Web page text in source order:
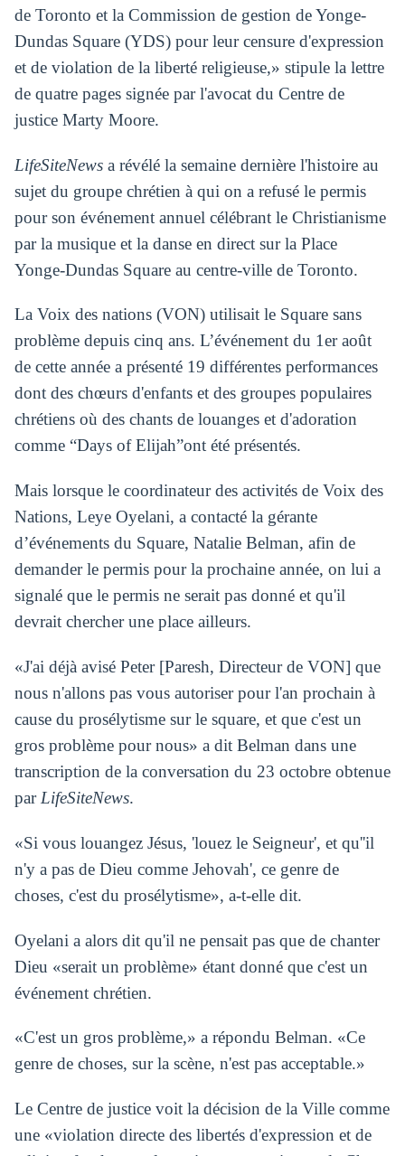
de Toronto et la Commission de gestion de Yonge-
Dundas Square (YDS) pour leur censure d'expression
et de violation de la liberté religieuse,» stipule la lettre
de quatre pages signée par l'avocat du Centre de
justice Marty Moore.
LifeSiteNewsa révélé la semaine dernière l'histoire au
sujet du groupe chrétien à qui on a refusé le permis
pour son événement annuel célébrant le Christianisme
par la musique et la danse en direct sur la Place
Yonge-Dundas Square au centre-ville de Toronto.
La Voix des nations (VON) utilisait le Square sans
problème depuis cinq ans. L’événement du 1er août
de cette année a présenté 19 différentes performances
dont des chœurs d'enfants et des groupes populaires
chrétiens où des chants de louanges et d'adoration
comme “Days of Elijah”ont été présentés.
Mais lorsque le coordinateur des activités de Voix des
Nations, Leye Oyelani, a contacté la gérante
d’événements du Square, Natalie Belman, afin de
demander le permis pour la prochaine année, on lui a
signalé que le permis ne serait pas donné et qu'il
devrait chercher une place ailleurs.
«J'ai déjà avisé Peter [Paresh, Directeur de VON] que
nous n'allons pas vous autoriser pour l'an prochain à
cause du prosélytisme sur le square, et que c'est un
gros problème pour nous» a dit Belman dans une
transcription de la conversation du 23 octobre obtenue
par LifeSiteNews.
«Si vous louangez Jésus, 'louez le Seigneur', et qu''il
n'y a pas de Dieu comme Jehovah', ce genre de
choses, c'est du prosélytisme», a-t-elle dit.
Oyelani a alors dit qu'il ne pensait pas que de chanter
Dieu «serait un problème» étant donné que c'est un
événement chrétien.
«C'est un gros problème,» a répondu Belman. «Ce
genre de choses, sur la scène, n'est pas acceptable.»
Le Centre de justice voit la décision de la Ville comme
une «violation directe des libertés d'expression et de